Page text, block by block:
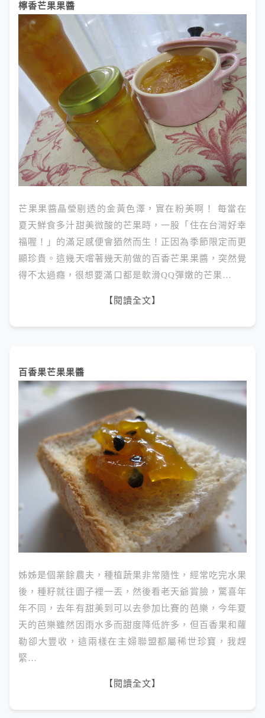
檸香芒果果醬
芒果果醬晶瑩剔透的金黃色澤，實在粉美啊！ 每當在
夏天鮮食多汁甜美微酸的芒果時，一股「住在台灣好幸
福喔！」的滿足感便會猶然而生！正因為季節限定而更
顯珍貴。這幾天嚐著幾天前做的百香芒果果醬，突然覺
得不太過癮，很想要滿口都是軟滑QQ彈嫩的芒果…
【閱讀全文】
百香果芒果果醬
姊姊是個業餘農夫，種植蔬果非常隨性，經常吃完水果
後，種籽就往園子裡一丟，然後看老天爺賞臉，驚喜年
年不同，去年有甜美到可以去參加比賽的芭樂，今年夏
天的芭樂雖然因雨水多而甜度降低許多，但百香果和蘿
勒卻大豐收，這兩樣在主婦聯盟都屬稀世珍寶，我趕
緊…
【閱讀全文】